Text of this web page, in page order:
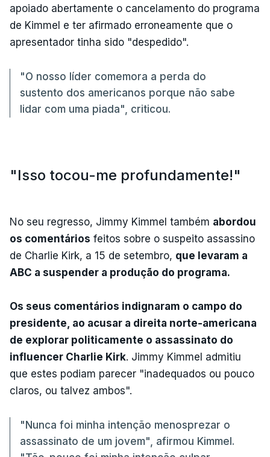
apoiado abertamente o cancelamento do programa
de Kimmel e ter afirmado erroneamente que o
apresentador tinha sido "despedido".
"O nosso líder comemora a perda do
sustento dos americanos porque não sabe
lidar com uma piada", criticou.
"Isso tocou-me profundamente!"
No seu regresso, Jimmy Kimmel também abordou
os comentários feitos sobre o suspeito assassino
de Charlie Kirk, a 15 de setembro, que levaram a
ABC a suspender a produção do programa.
Os seus comentários indignaram o campo do
presidente, ao acusar a direita norte-americana
de explorar politicamente o assassinato do
influencer Charlie Kirk. Jimmy Kimmel admitiu
que estes podiam parecer "inadequados ou pouco
claros, ou talvez ambos".
"Nunca foi minha intenção menosprezar o
assassinato de um jovem", afirmou Kimmel.